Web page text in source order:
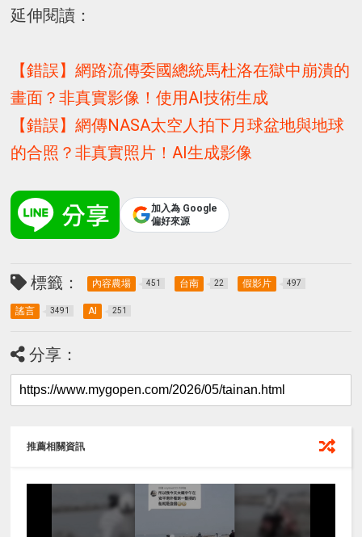
延伸閱讀：
【錯誤】網路流傳委國總統馬杜洛在獄中崩潰的
畫面？非真實影像！使用AI技術生成
【錯誤】網傳NASA太空人拍下月球盆地與地球
的合照？非真實照片！AI生成影像
加入為 Google
偏好來源
標籤： 內容農場 451 台南 22 假影片 497
謠言 3491 AI 251
分享：
推薦相關資訊